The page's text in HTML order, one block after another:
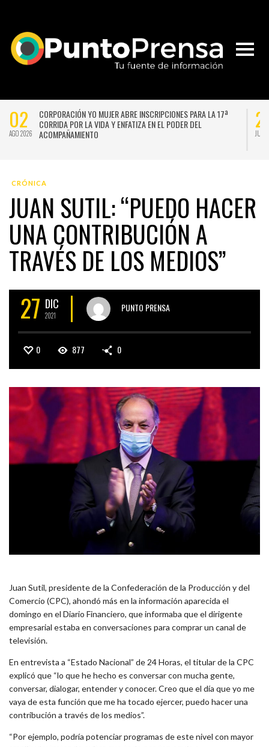
02
AGO 2026
CORPORACIÓN YO MUJER ABRE INSCRIPCIONES PARA LA 17ª
CORRIDA POR LA VIDA Y ENFATIZA EN EL PODER DEL
ACOMPAÑAMIENTO
JUL
CRÓNICA
JUAN SUTIL: “PUEDO HACER
UNA CONTRIBUCIÓN A
TRAVÉS DE LOS MEDIOS”
27 DIC
2021
PUNTO PRENSA
0 877 0
Juan Sutil, presidente de la Confederación de la Producción y del
Comercio (CPC), ahondó más en la información aparecida el
domingo en el Diario Financiero, que informaba que el dirigente
empresarial estaba en conversaciones para comprar un canal de
televisión.
En entrevista a “Estado Nacional” de 24 Horas, el titular de la CPC
explicó que “lo que he hecho es conversar con mucha gente,
conversar, dialogar, entender y conocer. Creo que el día que yo me
vaya de esta función que me ha tocado ejercer, puedo hacer una
contribución a través de los medios”.
“Por ejemplo, podría potenciar programas de este nivel con mayor